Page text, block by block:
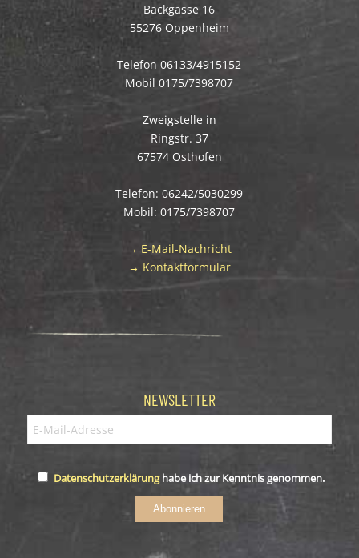
Backgasse 16
55276 Oppenheim
Telefon 06133/4915152
Mobil 0175/7398707
Zweigstelle in
Ringstr. 37
67574 Osthofen
Telefon: 06242/5030299
Mobil: 0175/7398707
→ E-Mail-Nachricht
→ Kontaktformular
NEWSLETTER
Datenschutzerklärunghabe ich zur Kenntnis genommen.
Abonnieren